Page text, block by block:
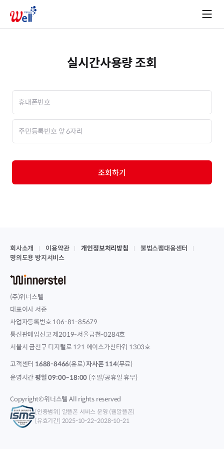
실시간사용량 조회
조회하기
회사소개 이용약관 개인정보처리방침
불법스팸대응센터
명의도용 방지서비스
(주)위너스텔
대표이사 서준
사업자등록번호 106-81-85679
통신판매업신고 제2019-서울금천-0284호
서울시 금천구 디지털로 121 에이스가산타워 1303호
고객센터 1688-8466(유료)자사폰 114(무료)
운영시간평일 09:00~18:00 (주말/공휴일 휴무)
Copyright©위너스텔 All rights reserved
[인증범위] 알뜰폰 서비스 운영 (웰알뜰폰)
[유효기간] 2025-10-22~2028-10-21